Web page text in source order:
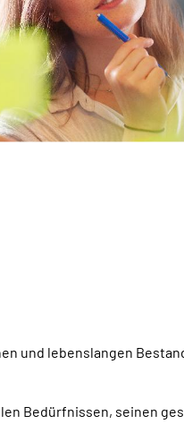
und lebenslangen
Bedürfnissen, seinen